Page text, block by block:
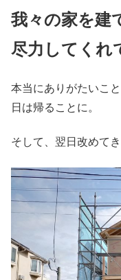
我々の家を建
尽力してくれ
本当にありがたいこ
日は帰ることに。
そして、翌日改めて